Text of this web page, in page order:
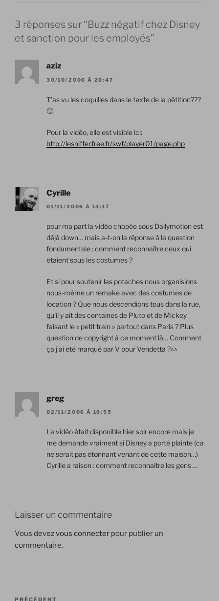
3 réponses sur “Buzz négatif chez Disney
et sanction pour les employés”
aziz
30/10/2006 À 20:47
T’as vu les coquilles dans le texte de la pétition???
🙂
Pour la vidéo, elle est visible ici:
http://lesniffer.free.fr/swf/player01/page.php
Cyrille
01/11/2006 À 13:17
pour ma part la vidéo chopée sous Dailymotion est
déjà down… mais a-t-on la réponse à la question
fondamentale : comment reconnaître ceux qui
étaient sous les costumes ?
Et si pour soutenir les potaches nous organisions
nous-même un remake avec des costumes de
location ? Que nous descendions tous dans la rue,
qu’il y ait des centaines de Pluto et de Mickey
faisant le « petit train » partout dans Paris ? Plus
question de copyright à ce moment là… Comment
ça j’ai été marqué par V pour Vendetta ?^^
greg
02/11/2006 À 16:55
La vidéo était disponible hier soir encore mais je
me demande vraiment si Disney a porté plainte (ca
ne serait pas étonnant venant de cette maison…)
Cyrille a raison : comment reconnaitre les gens …
Laisser un commentaire
Vous devezvous connecter pour publier un
commentaire.
Navigation
PRÉCÉDENT